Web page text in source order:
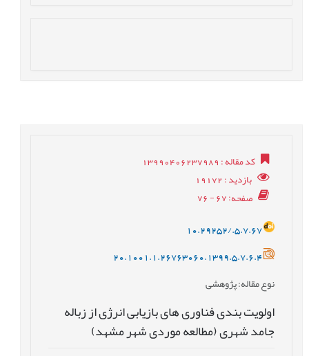
کد مقاله: 13990406237989
بازدید: 19172
صفحه: 67 - 76
10.29252/.5.7.67
20.1001.1.26763060.1399.5.7.6.4
نوع مقاله: پژوهشی
اولویت بندی فناوری های بازیابی انرژی از زباله
جامد شهری (مطالعه موردی شهر مشهد)